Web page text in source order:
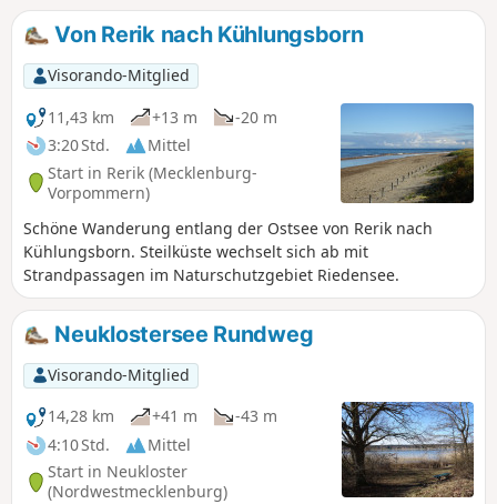
Von Rerik nach Kühlungsborn
Visorando-Mitglied
11,43 km
+13 m
-20 m
3:20 Std.
Mittel
Start in Rerik (Mecklenburg-
Vorpommern)
Schöne Wanderung entlang der Ostsee von Rerik nach
Kühlungsborn. Steilküste wechselt sich ab mit
Strandpassagen im Naturschutzgebiet Riedensee.
Neuklostersee Rundweg
Visorando-Mitglied
14,28 km
+41 m
-43 m
4:10 Std.
Mittel
Start in Neukloster
(Nordwestmecklenburg)